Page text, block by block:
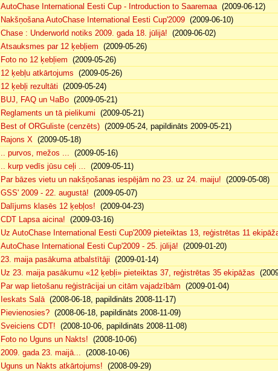
AutoChase International Eesti Cup - Introduction to Saaremaa(2009-06-12)
Nakšņošana AutoChase International Eesti Cup'2009 (2009-06-10)
Chase : Underworld notiks 2009. gada 18. jūlijā! (2009-06-02)
Atsauksmes par 12 ķebļiem (2009-05-26)
Foto no 12 ķebļiem (2009-05-26)
12 ķebļu atkārtojums (2009-05-26)
12 ķebļi rezultāti (2009-05-24)
BUJ, FAQ un ЧаВо (2009-05-21)
Reglaments un tā pielikumi (2009-05-21)
Best of ORGuliste (cenzēts) (2009-05-24, papildināts 2009-05-21)
Rajons X (2009-05-18)
.. purvos, mežos ... (2009-05-16)
.. kurp vedīs jūsu ceļi ... (2009-05-11)
Par bāzes vietu un nakšņošanas iespējām no 23. uz 24. maiju! (2009-05-08)
GSS' 2009 - 22. augustā! (2009-05-07)
Dalījums klasēs 12 ķebļos! (2009-04-23)
CDT Lapsa aicina! (2009-03-16)
Uz AutoChase International Eesti Cup'2009 pieteiktas 13, reģistrētas 11
AutoChase International Eesti Cup'2009 - 25. jūlijā! (2009-01-20)
23. maija pasākuma atbalstītāji (2009-01-14)
Uz 23. maija pasākumu «12 ķebļi» pieteiktas 37, reģistrētas 35 ekipāžas
Par wap lietošanu reģistrācijai un citām vajadzībām (2009-01-04)
Ieskats Salā(2008-06-18, papildināts 2008-11-17)
Pievienosies? (2008-06-18, papildināts 2008-11-09)
Sveiciens CDT! (2008-10-06, papildināts 2008-11-08)
Foto no Uguns un Nakts! (2008-10-06)
2009. gada 23. maijā... (2008-10-06)
Uguns un Nakts atkārtojums! (2008-09-29)